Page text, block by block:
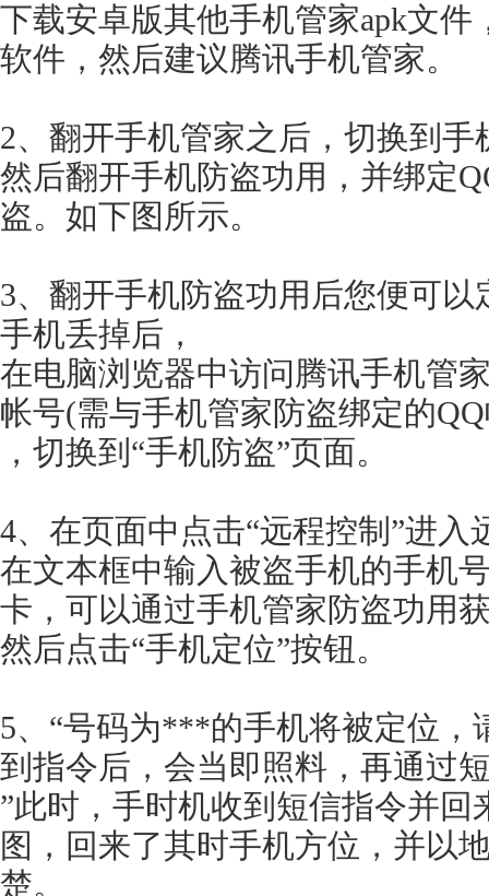
下载安卓版其他手机管家apk文
软件，然后建议腾讯手机管家。
2、翻开手机管家之后，切换到手
然后翻开手机防盗功用，并绑定
盗。如下图所示。
3、翻开手机防盗功用后您便可
手机丢掉后，
在电脑浏览器中访问腾讯手机管
帐号(需与手机管家防盗绑定的
，切换到“手机防盗”页面。
4、在页面中点击“远程控制”进入
在文本框中输入被盗手机的手机
卡，可以通过手机管家防盗功用
然后点击“手机定位”按钮。
5、“号码为***的手机将被定位，
到指令后，会当即照料，再通过
”此时，手时机收到短信指令并回
图，回来了其时手机方位，并以
楚。